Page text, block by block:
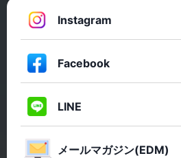
Instagram
Facebook
LINE
メールマガジン(EDM)